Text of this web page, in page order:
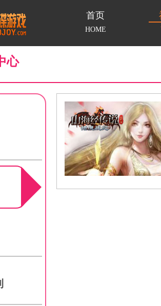
首页
HOME
心